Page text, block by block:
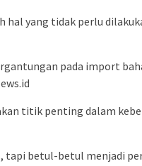
hal yang tidak perlu
pada import
titik penting dalam
tapi betul-betul menjadi